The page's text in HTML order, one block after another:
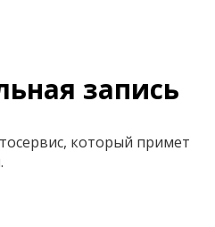
запись
который примет